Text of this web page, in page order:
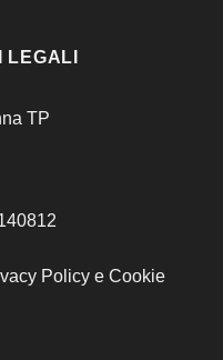
LEGALI
TP
Policy e Cookie